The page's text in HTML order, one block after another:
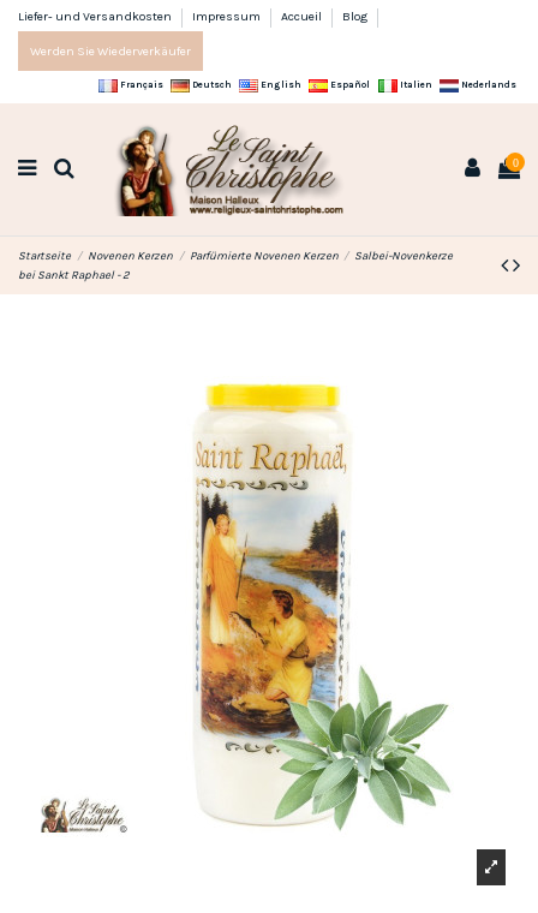
Liefer- und Versandkosten Impressum Accueil Blog
Werden Sie Wiederverkäufer
Français Deutsch English Español Italien Nederlands
0
Startseite Novenen Kerzen Parfümierte Novenen Kerzen
Salbei-Novenkerze
bei Sankt Raphael - 2